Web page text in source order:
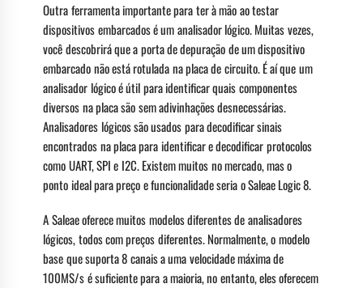
Outra ferramenta importante para ter à mão ao testar
dispositivos embarcados é um analisador lógico. Muitas vezes,
você descobrirá que a porta de depuração de um dispositivo
embarcado não está rotulada na placa de circuito. É aí que um
analisador lógico é útil para identificar quais componentes
diversos na placa são sem adivinhações desnecessárias.
Analisadores lógicos são usados para decodificar sinais
encontrados na placa para identificar e decodificar protocolos
como UART, SPI e I2C. Existem muitos no mercado, mas o
ponto ideal para preço e funcionalidade seria o Saleae Logic 8.
A Saleae oferece muitos modelos diferentes de analisadores
lógicos, todos com preços diferentes. Normalmente, o modelo
base que suporta 8 canais a uma velocidade máxima de
100MS/s é suficiente para a maioria, no entanto, eles oferecem